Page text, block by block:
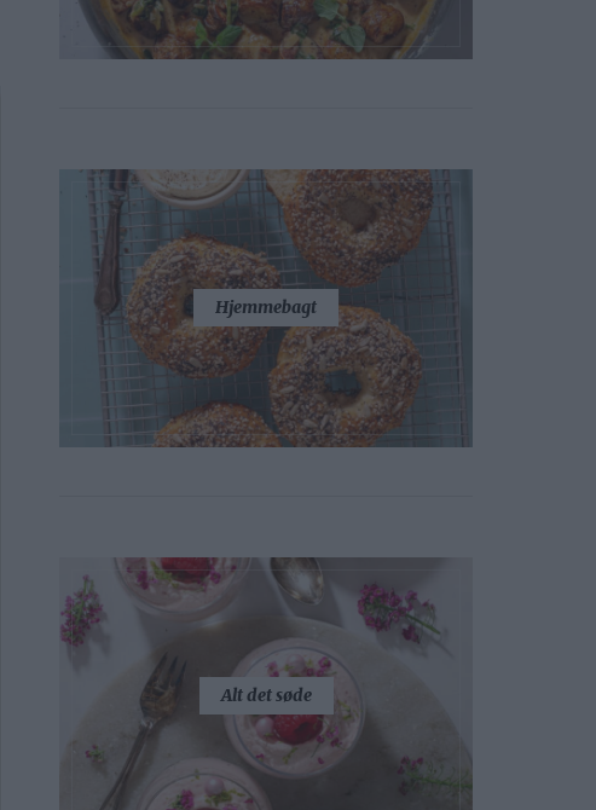
Hjemmebagt
Alt det søde